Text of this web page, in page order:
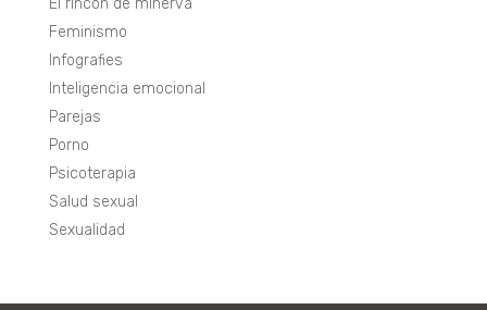
El rincón de minerva
Feminismo
Infografies
Inteligencia emocional
Parejas
Porno
Psicoterapia
Salud sexual
Sexualidad